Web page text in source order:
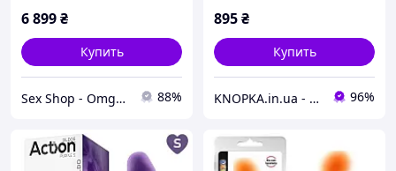
6 899₴
Купить
Sex Shop - Omg69fuN 88%
895₴
Купить
KNOPKA.in.ua - Интернет-магазин 96%